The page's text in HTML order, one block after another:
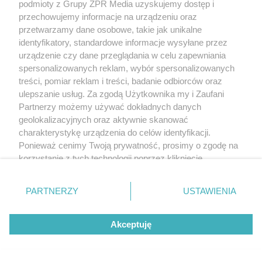
Znów zakazy kąpieli w Bałtyku! Oto
lista miejsc
BRUTALNY PROCEDER
piekło. Jedna z ofiar straciła
śledzionę
podmioty z Grupy ZPR Media uzyskujemy dostęp i
przechowujemy informacje na urządzeniu oraz
przetwarzamy dane osobowe, takie jak unikalne
identyfikatory, standardowe informacje wysyłane przez
urządzenie czy dane przeglądania w celu zapewniania
spersonalizowanych reklam, wybór spersonalizowanych
treści, pomiar reklam i treści, badanie odbiorców oraz
ulepszanie usług. Za zgodą Użytkownika my i Zaufani
Partnerzy możemy używać dokładnych danych
geolokalizacyjnych oraz aktywnie skanować
charakterystykę urządzenia do celów identyfikacji.
Ponieważ cenimy Twoją prywatność, prosimy o zgodę na
korzystanie z tych technologii poprzez kliknięcie
zmienić/wycofać klikając przycisk ustawień prywatności
znajdujący się w lewym dolnym rogu strony
rodzaje przetwarzania danych nie wymagają zgody
użytkownika, ale masz prawo sprzeciwić się takiemu
przetwarzaniu. Preferencje będą miały zastosowanie tylko
PARTNERZY USTAWIENIA
Akceptuję